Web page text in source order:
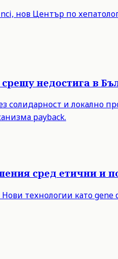
нов Център по
недостига в
солидарност и локално
payback.
сред етични и
технологии като